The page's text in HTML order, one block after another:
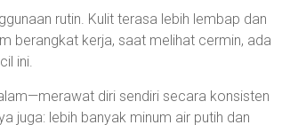
rutin. Kulit terasa lebih lembap dan
berangkat kerja, saat melihat cermin, ada
ini.
diri sendiri secara konsisten
juga: lebih banyak minum air putih dan